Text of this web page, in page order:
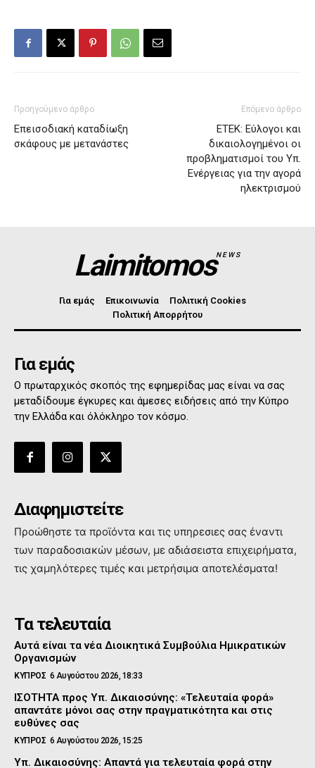
Προηγούμενο άρθρο
Επεισοδιακή καταδίωξη
σκάφους με μετανάστες
Επόμενο άρθρο
ETEK: Εύλογοι και
δικαιολογημένοι οι
προβληματισμοί του Υπ.
Ενέργειας για την αγορά
ηλεκτρισμού
LaimitomosNEWS
Για εμάς Επικοινωνία
Πολιτική Cookies
Πολιτική Απορρήτου
Για εμάς
Ο πρωταρχικός σκοπός της εφημερίδας μας είναι να σας
μεταδίδουμε έγκυρες και άμεσες ειδήσεις από την Κύπρο
την Ελλάδα και όλόκληρο τον κόσμο.
Διαφημιστείτε
Προώθηστε τα προϊόντα και τις υπηρεσιες σας έναντι
των παραδοσιακών μέσων, με αδιάσειστα επιχειρήματα,
τις χαμηλότερες τιμές και μετρήσιμα αποτελέσματα!
Τα τελευταία
Αυτά είναι τα νέα Διοικητικά Συμβούλια Ημικρατικών
Οργανισμών
ΚΥΠΡΟΣ 6 Αυγούστου 2026, 18:33
ΙΣΟΤΗΤΑ προς Υπ. Δικαιοσύνης: «Τελευταία φορά»
απαντάτε μόνοι σας στην πραγματικότητα και στις
ευθύνες σας
ΚΥΠΡΟΣ 6 Αυγούστου 2026, 15:25
Υπ. Δικαιοσύνης: Απαντά για τελευταία φορά στην